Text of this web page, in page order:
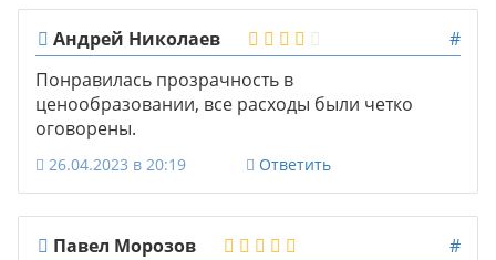
Андрей Николаев
#
Понравилась прозрачность в
ценообразовании, все расходы были четко
оговорены.
26.04.2023 в 20:19 Ответить
Павел Морозов
#